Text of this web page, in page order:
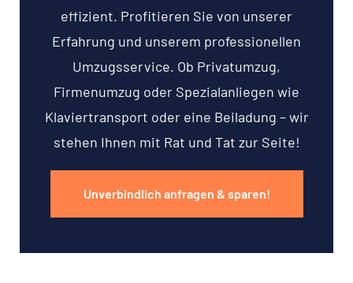
effizient. Profitieren Sie von unserer
Erfahrung und unserem professionellen
Umzugsservice. Ob Privatumzug,
Firmenumzug oder Spezialanliegen wie
Klaviertransport oder eine Beiladung – wir
stehen Ihnen mit Rat und Tat zur Seite!
Unverbindlich anfragen & sparen!